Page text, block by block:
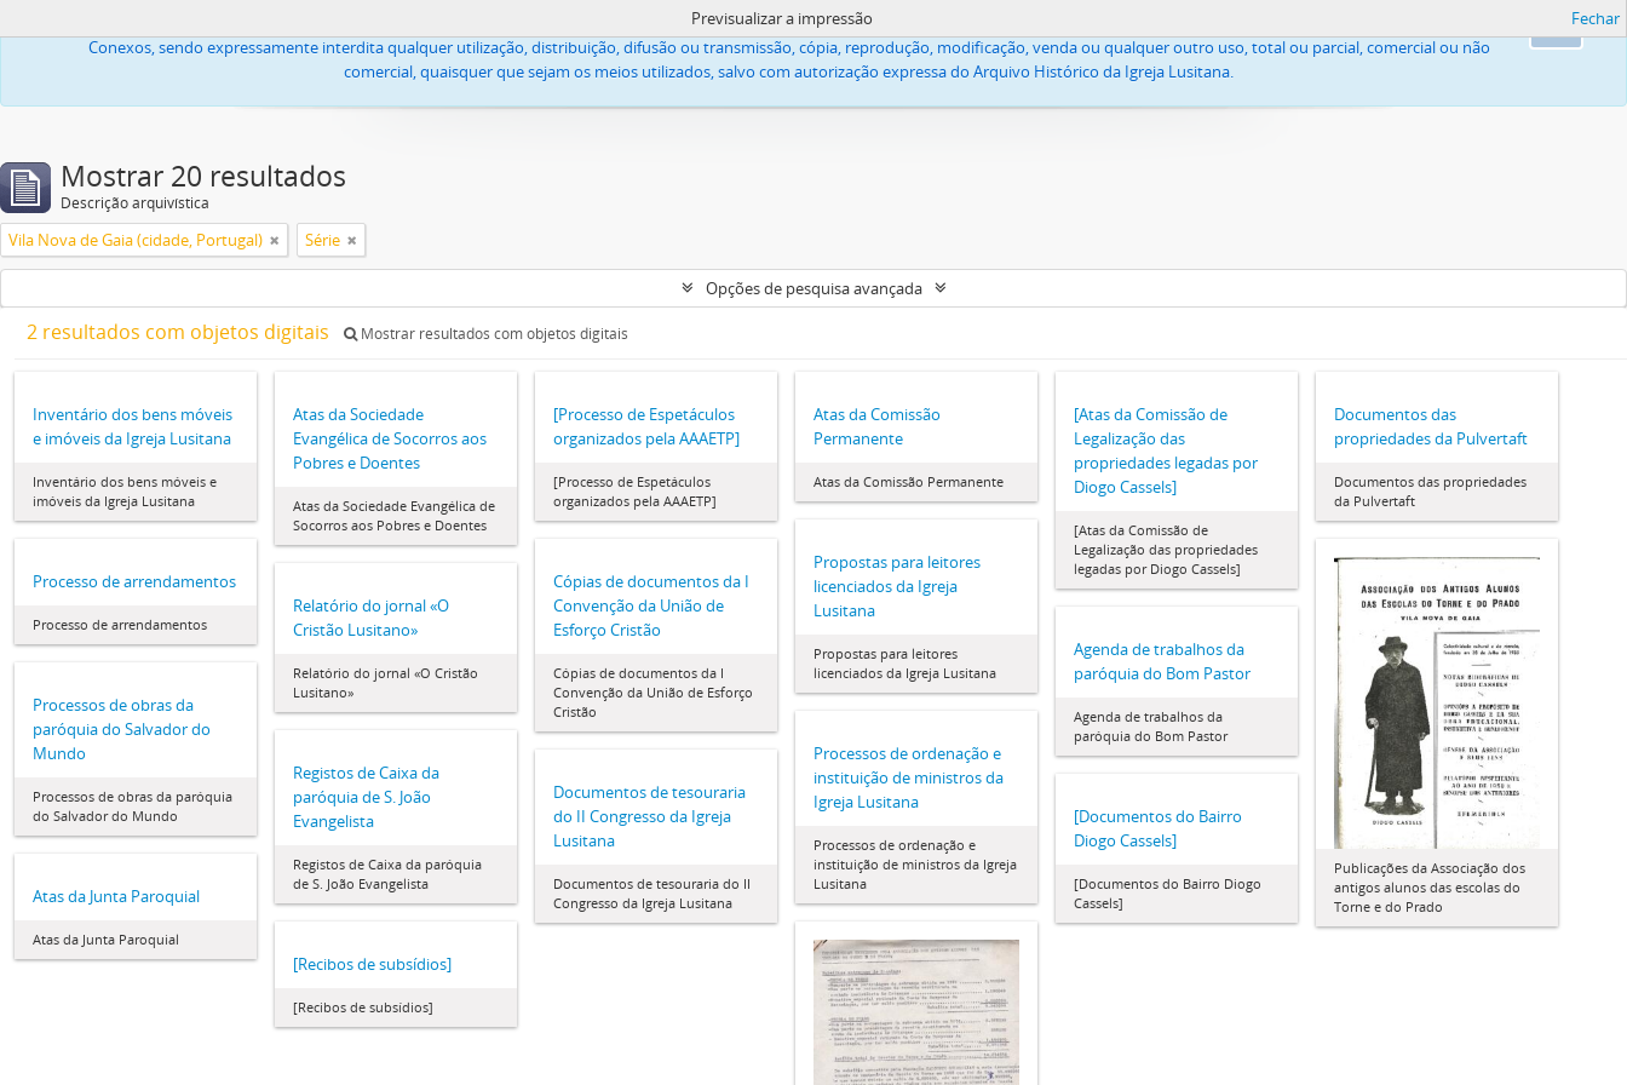
Todas as imagens ou textos, propriedade da Igreja Lusitana Católica Apostólica Evangélica, acessíveis neste site, estão protegidos pela lei, nomeadamente pelo Código do Direito de Autor e Direitos
Conexos, sendo expressamente interdita qualquer utilização, distribuição, difusão ou transmissão, cópia, reprodução, modificação, venda ou qualquer outro uso, total ou parcial, comercial ou não
comercial, quaisquer que sejam os meios utilizados, salvo com autorização expressa do Arquivo Histórico da Igreja Lusitana.
Previsualizar a impressão Fechar
Mostrar 20 resultados
Descrição arquivística
Vila Nova de Gaia (cidade, Portugal) Série
Opções de pesquisa avançada
2 resultados com objetos digitais Mostrar resultados com objetos digitais
Inventário dos bens móveis
e imóveis da Igreja Lusitana
Inventário dos bens móveis e
imóveis da Igreja Lusitana
Atas da Sociedade
Evangélica de Socorros aos
Pobres e Doentes
Atas da Sociedade Evangélica de
Socorros aos Pobres e Doentes
[Processo de Espetáculos
organizados pela AAAETP]
[Processo de Espetáculos
organizados pela AAAETP]
Atas da Comissão
Permanente
Atas da Comissão Permanente
[Atas da Comissão de
Legalização das
propriedades legadas por
Diogo Cassels]
[Atas da Comissão de
Legalização das propriedades
legadas por Diogo Cassels]
Documentos das
propriedades da Pulvertaft
Documentos das propriedades
da Pulvertaft
Propostas para leitores
licenciados da Igreja
Lusitana
Propostas para leitores
licenciados da Igreja Lusitana
Processo de arrendamentos
Processo de arrendamentos
Cópias de documentos da I
Convenção da União de
Esforço Cristão
Cópias de documentos da I
Convenção da União de Esforço
Cristão
Publicações da Associação dos
antigos alunos das escolas do
Torne e do Prado
Relatório do jornal «O
Cristão Lusitano»
Relatório do jornal «O Cristão
Lusitano»
Agenda de trabalhos da
paróquia do Bom Pastor
Agenda de trabalhos da
paróquia do Bom Pastor
Processos de obras da
paróquia do Salvador do
Mundo
Processos de obras da paróquia
do Salvador do Mundo
Processos de ordenação e
instituição de ministros da
Igreja Lusitana
Processos de ordenação e
instituição de ministros da Igreja
Lusitana
Registos de Caixa da
paróquia de S. João
Evangelista
Registos de Caixa da paróquia
de S. João Evangelista
Documentos de tesouraria
do II Congresso da Igreja
Lusitana
Documentos de tesouraria do II
Congresso da Igreja Lusitana
[Documentos do Bairro
Diogo Cassels]
[Documentos do Bairro Diogo
Cassels]
Atas da Junta Paroquial
Atas da Junta Paroquial
[Recibos de subsídios]
[Recibos de subsídios]